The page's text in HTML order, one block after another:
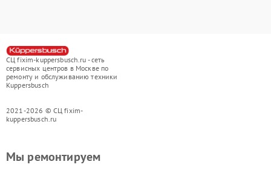
СЦ fixim-kuppersbusch.ru - сеть
сервисных центров в Москве по
ремонту и обслуживанию техники
Kuppersbusch
2021-2026 © СЦ fixim-
kuppersbusch.ru
Мы ремонтируем